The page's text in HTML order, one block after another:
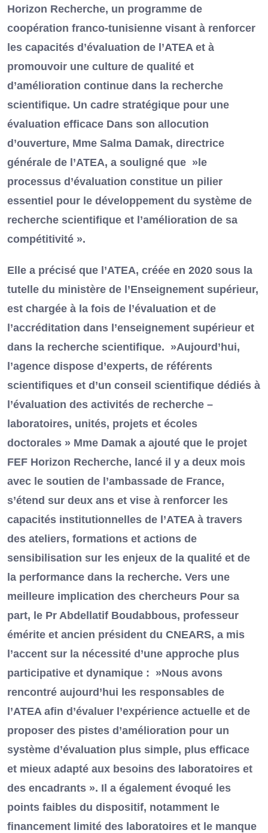
Horizon Recherche, un programme de
coopération franco-tunisienne visant à renforcer
les capacités d’évaluation de l’ATEA et à
promouvoir une culture de qualité et
d’amélioration continue dans la recherche
scientifique. Un cadre stratégique pour une
évaluation efficace Dans son allocution
d’ouverture, Mme Salma Damak, directrice
générale de l’ATEA, a souligné que »le
processus d’évaluation constitue un pilier
essentiel pour le développement du système de
recherche scientifique et l’amélioration de sa
compétitivité ».
Elle a précisé que l’ATEA, créée en 2020 sous la
tutelle du ministère de l’Enseignement supérieur,
est chargée à la fois de l’évaluation et de
l’accréditation dans l’enseignement supérieur et
dans la recherche scientifique. »Aujourd’hui,
l’agence dispose d’experts, de référents
scientifiques et d’un conseil scientifique dédiés à
l’évaluation des activités de recherche –
laboratoires, unités, projets et écoles
doctorales » Mme Damak a ajouté que le projet
FEF Horizon Recherche, lancé il y a deux mois
avec le soutien de l’ambassade de France,
s’étend sur deux ans et vise à renforcer les
capacités institutionnelles de l’ATEA à travers
des ateliers, formations et actions de
sensibilisation sur les enjeux de la qualité et de
la performance dans la recherche. Vers une
meilleure implication des chercheurs Pour sa
part, le Pr Abdellatif Boudabbous, professeur
émérite et ancien président du CNEARS, a mis
l’accent sur la nécessité d’une approche plus
participative et dynamique : »Nous avons
rencontré aujourd’hui les responsables de
l’ATEA afin d’évaluer l’expérience actuelle et de
proposer des pistes d’amélioration pour un
système d’évaluation plus simple, plus efficace
et mieux adapté aux besoins des laboratoires et
des encadrants ». Il a également évoqué les
points faibles du dispositif, notamment le
financement limité des laboratoires et le manque